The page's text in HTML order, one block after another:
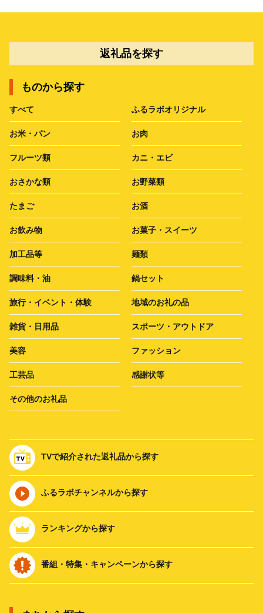
返礼品を探す
ものから探す
すべて ふるラボオリジナル
お米・パン お肉
フルーツ類 カニ・エビ
おさかな類 お野菜類
たまご お酒
お飲み物 お菓子・スイーツ
加工品等 麺類
調味料・油 鍋セット
旅行・イベント・体験 地域のお礼の品
雑貨・日用品 スポーツ・アウトドア
美容 ファッション
工芸品 感謝状等
その他のお礼品
TVで紹介された返礼品から探す
ふるラボチャンネルから探す
ランキングから探す
番組・特集・キャンペーンから探す